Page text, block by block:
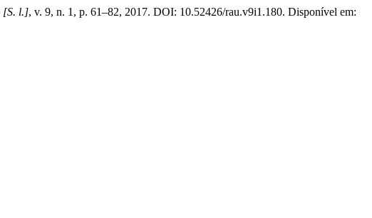
[S. l.], v. 9, n. 1, p. 61–82, 2017. DOI: 10.52426/rau.v9i1.180. Disponível em: